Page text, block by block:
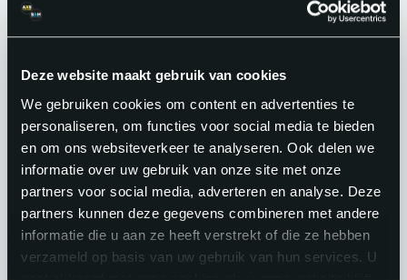
Deze website maakt gebruik van cookies
We gebruiken cookies om content en advertenties te
personaliseren, om functies voor social media te bieden
en om ons websiteverkeer te analyseren. Ook delen we
informatie over uw gebruik van onze site met onze
partners voor social media, adverteren en analyse. Deze
partners kunnen deze gegevens combineren met andere
informatie die u aan ze heeft verstrekt of die ze hebben
verzameld op basis van uw gebruik van hun services. U
Niet per se. Veel software engineers zijn
gevolgd of hebben een aanverwante
technische opleiding. Wat telt, is dat je
kunt laten zien dat je goed kunt
programmeren, snel bijleert en
samenwerkt. Een sterke portfolio met
projecten spreekt soms harder dan een
diploma.